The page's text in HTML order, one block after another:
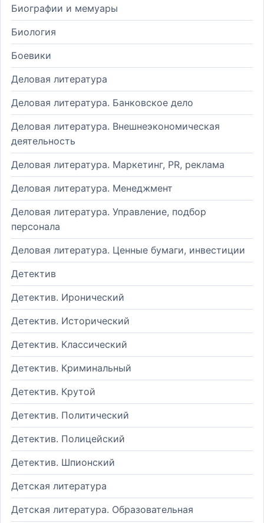
Биографии и мемуары
Биология
Боевики
Деловая литература
Деловая литература. Банковское дело
Деловая литература. Внешнеэкономическая
деятельность
Деловая литература. Маркетинг, PR, реклама
Деловая литература. Менеджмент
Деловая литература. Управление, подбор
персонала
Деловая литература. Ценные бумаги, инвестиции
Детектив
Детектив. Иронический
Детектив. Исторический
Детектив. Классический
Детектив. Криминальный
Детектив. Крутой
Детектив. Политический
Детектив. Полицейский
Детектив. Шпионский
Детская литература
Детская литература. Образовательная